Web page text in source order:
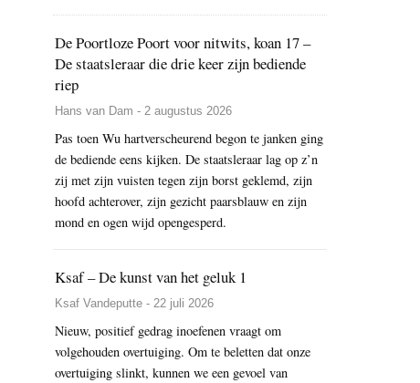
De Poortloze Poort voor nitwits, koan 17 –
De staatsleraar die drie keer zijn bediende
riep
Hans van Dam - 2 augustus 2026
Pas toen Wu hartverscheurend begon te janken ging
de bediende eens kijken. De staatsleraar lag op z’n
zij met zijn vuisten tegen zijn borst geklemd, zijn
hoofd achterover, zijn gezicht paarsblauw en zijn
mond en ogen wijd opengesperd.
Ksaf – De kunst van het geluk 1
Ksaf Vandeputte - 22 juli 2026
Nieuw, positief gedrag inoefenen vraagt om
volgehouden overtuiging. Om te beletten dat onze
overtuiging slinkt, kunnen we een gevoel van